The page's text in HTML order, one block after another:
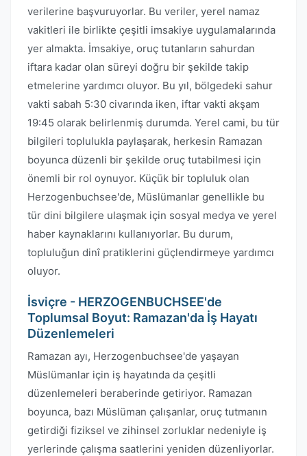
verilerine başvuruyorlar. Bu veriler, yerel namaz
vakitleri ile birlikte çeşitli imsakiye uygulamalarında
yer almakta. İmsakiye, oruç tutanların sahurdan
iftara kadar olan süreyi doğru bir şekilde takip
etmelerine yardımcı oluyor. Bu yıl, bölgedeki sahur
vakti sabah 5:30 civarında iken, iftar vakti akşam
19:45 olarak belirlenmiş durumda. Yerel cami, bu tür
bilgileri toplulukla paylaşarak, herkesin Ramazan
boyunca düzenli bir şekilde oruç tutabilmesi için
önemli bir rol oynuyor. Küçük bir topluluk olan
Herzogenbuchsee'de, Müslümanlar genellikle bu
tür dini bilgilere ulaşmak için sosyal medya ve yerel
haber kaynaklarını kullanıyorlar. Bu durum,
topluluğun dinî pratiklerini güçlendirmeye yardımcı
oluyor.
İsviçre - HERZOGENBUCHSEE'de
Toplumsal Boyut: Ramazan'da İş Hayatı
Düzenlemeleri
Ramazan ayı, Herzogenbuchsee'de yaşayan
Müslümanlar için iş hayatında da çeşitli
düzenlemeleri beraberinde getiriyor. Ramazan
boyunca, bazı Müslüman çalışanlar, oruç tutmanın
getirdiği fiziksel ve zihinsel zorluklar nedeniyle iş
yerlerinde çalışma saatlerini yeniden düzenliyorlar.